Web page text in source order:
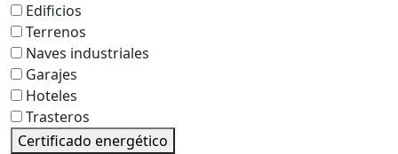
Edificios
Terrenos
Naves industriales
Garajes
Hoteles
Trasteros
Certificado energético